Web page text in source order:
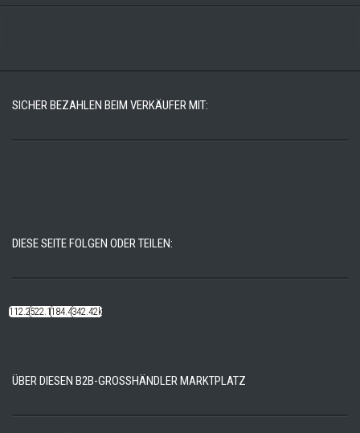
SICHER BEZAHLEN BEIM VERKÄUFER MIT:
DIESE SEITE FOLGEN ODER TEILEN:
112.22k522.14k184.48k342.42k
ÜBER DIESEN B2B-GROSSHÄNDLER MARKTPLATZ